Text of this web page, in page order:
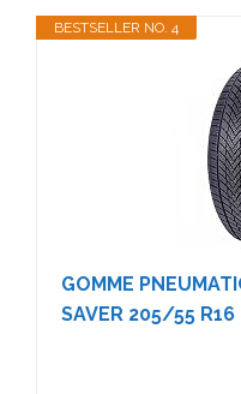
BESTSELLER NO. 4
GOMME
SAVER 205/55 R16